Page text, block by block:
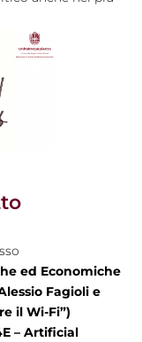
ed Economiche
Fagioli e
il Wi-Fi”)
– Artificial